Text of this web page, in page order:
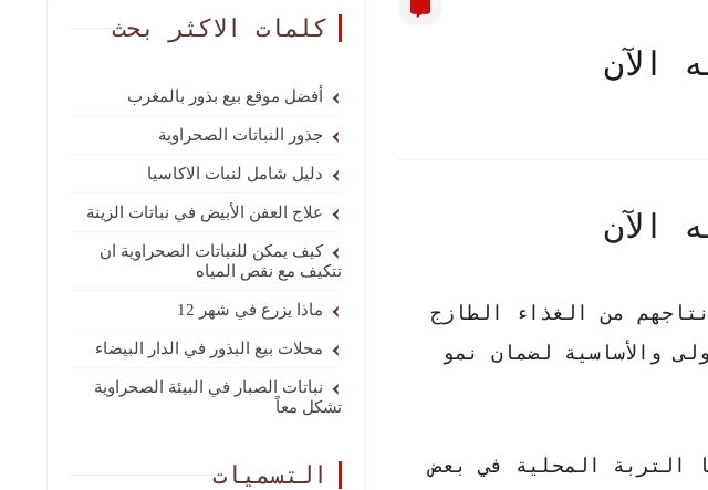
الآن
الآن
من الغذاء الطازج
والأساسية لضمان نمو
التربة المحلية في بعض
كلمات الاكثر بحث
أفضل موقع بيع بذور بالمغرب
جذور النباتات الصحراوية
دليل شامل لنبات الاكاسيا
علاج العفن الأبيض في نباتات الزينة
كيف يمكن للنباتات الصحراوية ان
تتكيف مع نقص المياه
ماذا يزرع في شهر 12
محلات بيع البذور في الدار البيضاء
نباتات الصبار في البيئة الصحراوية
تشكل معاً
التسميات